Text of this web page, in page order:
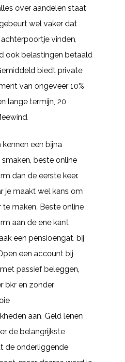
over aandelen staat
wel vaker dat
vinden,
ook belastingen betaald
biedt private
van ongeveer 10%
lange termijn, 20
een bijna
beste online
dan de eerste keer.
je maakt wel kans om
te maken. Beste online
aan de ene kant
een pensioengat, bij
een account bij
passief beleggen,
bkr en zonder
aan. Geld lenen
de belangrijkste
de onderliggende